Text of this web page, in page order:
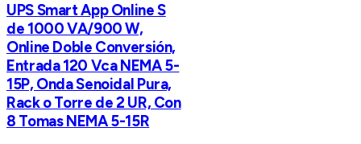
UPS Smart App Online S
de 1000 VA/900 W,
Online Doble Conversión,
Entrada 120 Vca NEMA 5-
15P, Onda Senoidal Pura,
Rack o Torre de 2 UR, Con
8 Tomas NEMA 5-15R